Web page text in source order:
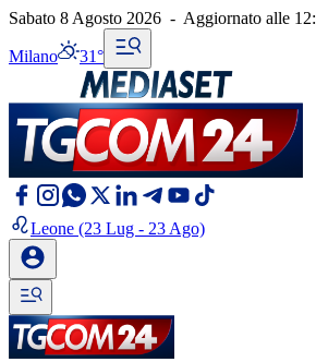
Sabato 8 Agosto 2026 - Aggiornato alle
Milano 31°
Leone (23 Lug - 23 Ago)